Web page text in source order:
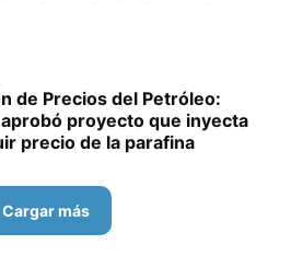
de Precios del Petróleo:
proyecto que inyecta
precio de la parafina
Cargar más